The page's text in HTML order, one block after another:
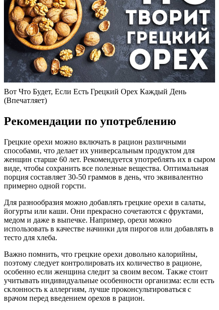
Вот Что Будет, Если Есть Грецкий Орех Каждый День
(Впечатляет)
Рекомендации по употреблению
Грецкие орехи можно включать в рацион различными
способами, что делает их универсальным продуктом для
женщин старше 60 лет. Рекомендуется употреблять их в сыром
виде, чтобы сохранить все полезные вещества. Оптимальная
порция составляет 30-50 граммов в день, что эквивалентно
примерно одной горсти.
Для разнообразия можно добавлять грецкие орехи в салаты,
йогурты или каши. Они прекрасно сочетаются с фруктами,
медом и даже в выпечке. Например, орехи можно
использовать в качестве начинки для пирогов или добавлять в
тесто для хлеба.
Важно помнить, что грецкие орехи довольно калорийны,
поэтому следует контролировать их количество в рационе,
особенно если женщина следит за своим весом. Также стоит
учитывать индивидуальные особенности организма: если есть
склонность к аллергиям, лучше проконсультироваться с
врачом перед введением орехов в рацион.